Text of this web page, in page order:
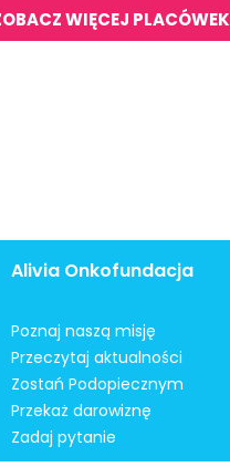
WIĘCEJ PLACÓWEK
Alivia Onkofundacja
Poznaj naszą misję
Przeczytaj aktualności
Zostań Podopiecznym
Przekaż darowiznę
Zadaj pytanie